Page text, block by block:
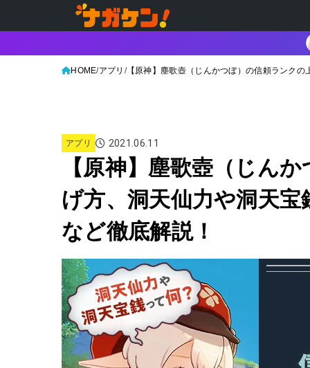
HOME アプリ 【原神】塵歌壺（じんかつぼ）の信頼ランク
アプリ 2021.06.11
【原神】塵歌壺（じん
げ方、洞天仙力や洞天
など徹底解説！